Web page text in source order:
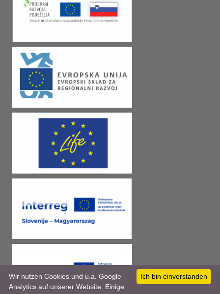
Ich bin einverstanden
Wir nutzen Cookies und u.a. Google
Analytics auf unserer Website. Einige